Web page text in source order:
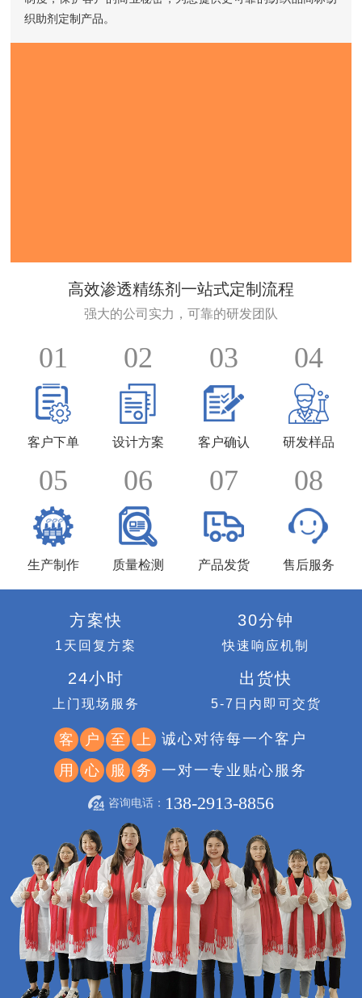
织助剂定制产品。
高效渗透精练剂一站式定制流程
强大的公司实力，可靠的研发团队
01
客户下单
02
设计方案
03
客户确认
04
研发样品
05
生产制作
06
质量检测
07
产品发货
08
售后服务
方案快
1天回复方案
30分钟
快速响应机制
24小时
上门现场服务
出货快
5-7日内即可交货
客 户 至 上
诚心对待每一个客户
用
心 服 务 一对一专业贴心服务
咨询电话： 138-2913-8856